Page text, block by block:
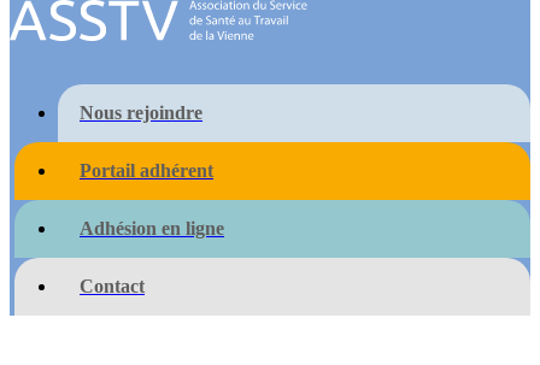
Nous rejoindre
Portail adhérent
Adhésion en ligne
Contact